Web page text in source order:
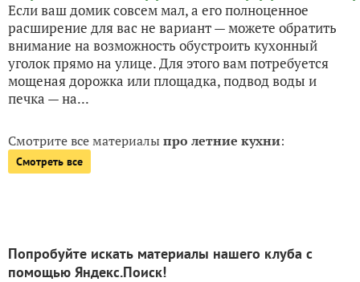
Если ваш домик совсем мал, а его полноценное
расширение для вас не вариант — можете обратить
внимание на возможность обустроить кухонный
уголок прямо на улице. Для этого вам потребуется
мощеная дорожка или площадка, подвод воды и
печка — на...
Смотрите все материалыпро летние кухни:
Смотреть все
Попробуйте искать материалы нашего клуба с
помощью Яндекс.Поиск!